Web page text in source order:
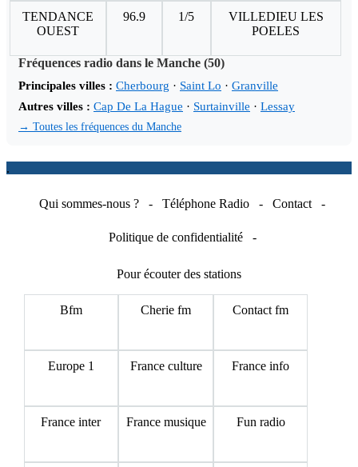
TENDANCE
OUEST
96.9 1/5
VILLEDIEU LES
POELES
Fréquences radio dans le Manche (50)
Principales villes : Cherbourg · Saint Lo · Granville
Autres villes : Cap De La Hague · Surtainville · Lessay
→ Toutes les fréquences du Manche
.
Qui sommes-nous ? - Téléphone Radio - Contact -
Politique de confidentialité -
Pour écouter des stations
Bfm Cherie fm Contact fm
Europe 1 France culture France info
France inter France musique Fun radio